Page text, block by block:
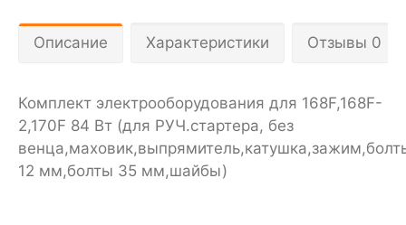
Описание Характеристики Отзывы 0
Комплект электрооборудования для 168F,168F-
2,170F 84 Вт (для РУЧ.стартера, без
12 мм,болты 35 мм,шайбы)